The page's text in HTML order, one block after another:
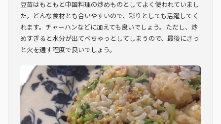
豆苗はもともと中国料理の炒めものとしてよく使われていまし
た。どんな食材とも合いやすいので、彩りとしても活躍してく
れます。チャーハンなどに加えても良いでしょう。ただし、炒
めすぎると水分が出てべちゃっとしてしまうので、最後にさっ
と火を通す程度で良いでしょう。